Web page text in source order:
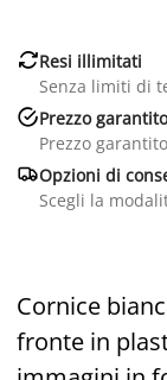
Resi illimitati
Senza limiti di
Prezzo garantito
Prezzo
Opzioni di
Scegli la
Cornice
fronte in